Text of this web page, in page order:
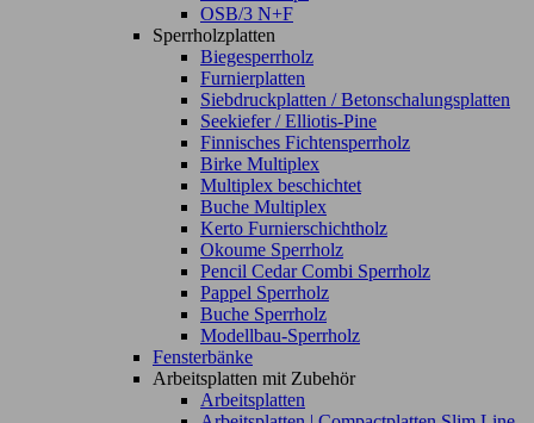
OSB/3 N+F
Sperrholzplatten
Biegesperrholz
Furnierplatten
Siebdruckplatten / Betonschalungsplatten
Seekiefer / Elliotis-Pine
Finnisches Fichtensperrholz
Birke Multiplex
Multiplex beschichtet
Buche Multiplex
Kerto Furnierschichtholz
Okoume Sperrholz
Pencil Cedar Combi Sperrholz
Pappel Sperrholz
Buche Sperrholz
Modellbau-Sperrholz
Fensterbänke
Arbeitsplatten mit Zubehör
Arbeitsplatten